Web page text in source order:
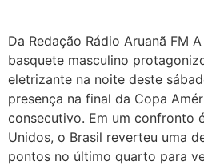
Da Redação Rádio Aruanã FM
basquete masculino
eletrizante na noite deste
presença na final da Copa
consecutivo. Em um confronto
Unidos, o Brasil reverteu uma
pontos no último quarto para